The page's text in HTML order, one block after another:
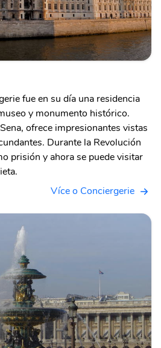
fue en su día una residencia
y monumento histórico.
ofrece impresionantes vistas
Durante la Revolución
prisión y ahora se puede visitar
Více o Conciergerie